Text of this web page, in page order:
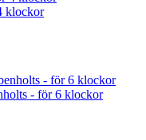
klockor
- för 6 klockor